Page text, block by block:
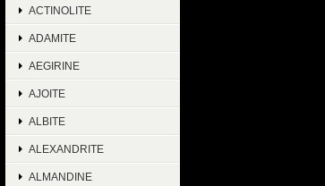
ACTINOLITE
ADAMITE
AEGIRINE
AJOITE
ALBITE
ALEXANDRITE
ALMANDINE